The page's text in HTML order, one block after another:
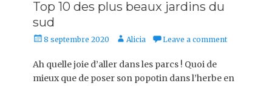
Top 10 des plus beaux jardins du
sud
Posted
8 septembre 2020 Author
Alicia Leave a comment
Ah quelle joie d’aller dans les parcs ! Quoi de
mieux que de poser son popotin dans l’herbe en